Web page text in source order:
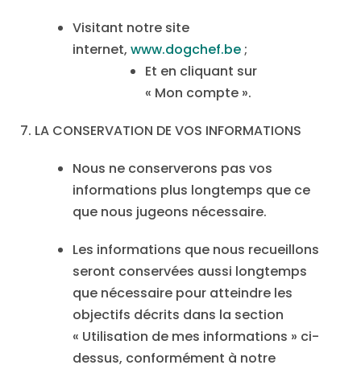
Visitant notre site
internet, www.dogchef.be;
Et en cliquant sur
« Mon compte ».
7. LA CONSERVATION DE VOS INFORMATIONS
Nous ne conserverons pas vos
informations plus longtemps que ce
que nous jugeons nécessaire.
Les informations que nous recueillons
seront conservées aussi longtemps
que nécessaire pour atteindre les
objectifs décrits dans la section
« Utilisation de mes informations » ci-
dessus, conformément à notre